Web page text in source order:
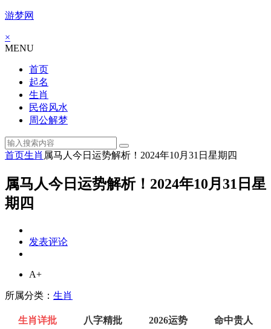
游梦网
×
MENU
首页
起名
生肖
民俗风水
周公解梦
首页生肖 属马人今日运势解析！2024年10月31日星期四
属马人今日运势解析！2024年10月31日星
期四
发表评论
A+
所属分类： 生肖
生肖详批 八字精批 2026运势 命中贵人